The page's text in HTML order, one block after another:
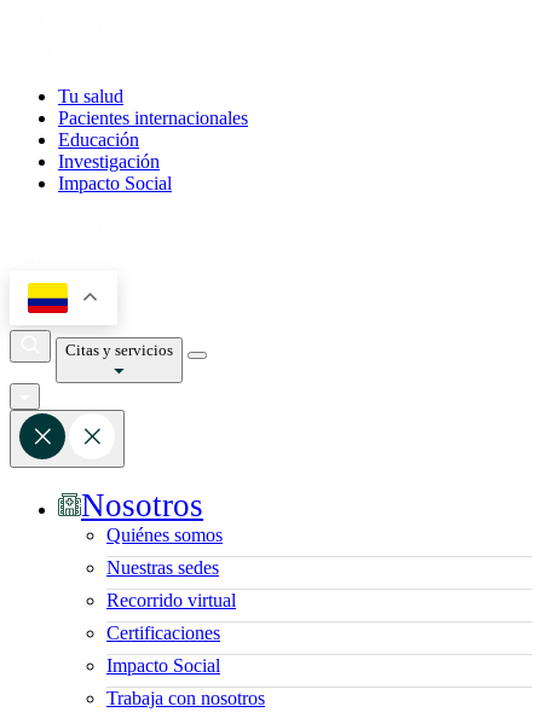
Tu salud
Pacientes internacionales
Educación
Investigación
Impacto Social
Citas y servicios
Nosotros
Quiénes somos
Nuestras sedes
Recorrido virtual
Certificaciones
Impacto Social
Trabaja con nosotros